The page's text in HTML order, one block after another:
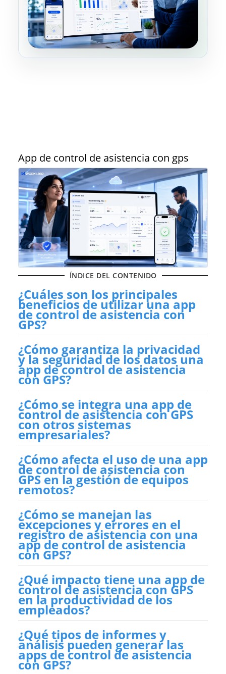
App de control de asistencia con gps
ÍNDICE DEL CONTENIDO
¿Cuáles son los principales
beneficios de utilizar una app
de control de asistencia con
GPS?
¿Cómo garantiza la privacidad
y la seguridad de los datos una
app de control de asistencia
con GPS?
¿Cómo se integra una app de
control de asistencia con GPS
con otros sistemas
empresariales?
¿Cómo afecta el uso de una app
de control de asistencia con
GPS en la gestión de equipos
remotos?
¿Cómo se manejan las
excepciones y errores en el
registro de asistencia con una
app de control de asistencia
con GPS?
¿Qué impacto tiene una app de
control de asistencia con GPS
en la productividad de los
empleados?
¿Qué tipos de informes y
análisis pueden generar las
apps de control de asistencia
con GPS?